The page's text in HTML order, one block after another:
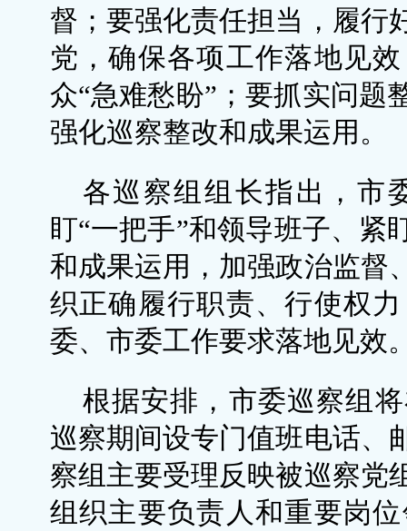
督；要强化责任担当，履行
党，确保各项工作落地见
众“急难愁盼”；要抓实问题
强化巡察整改和成果运用。
各巡察组组长指出，市
盯“一把手”和领导班子、紧
和成果运用，加强政治监督
织正确履行职责、行使权
委、市委工作要求落地见效
根据安排，市委巡察组
巡察期间设专门值班电话、
察组主要受理反映被巡察党
组织主要负责人和重要岗